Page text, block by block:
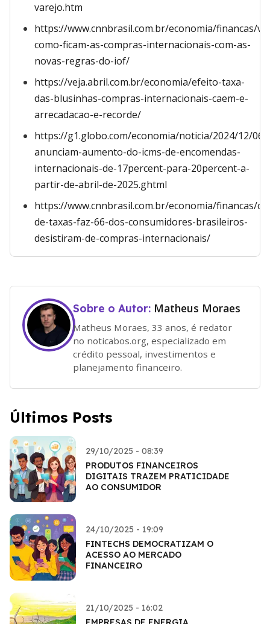
varejo.htm
https://www.cnnbrasil.com.br/economia/financas/
como-ficam-as-compras-internacionais-com-as-
novas-regras-do-iof/
https://veja.abril.com.br/economia/efeito-taxa-
das-blusinhas-compras-internacionais-caem-e-
arrecadacao-e-recorde/
https://g1.globo.com/economia/noticia/2024/12/06/
anunciam-aumento-do-icms-de-encomendas-
internacionais-de-17percent-para-20percent-a-
partir-de-abril-de-2025.ghtml
https://www.cnnbrasil.com.br/economia/financas/
de-taxas-faz-66-dos-consumidores-brasileiros-
desistiram-de-compras-internacionais/
Sobre o Autor: Matheus Moraes
Matheus Moraes, 33 anos, é redator
no noticabos.org, especializado em
crédito pessoal, investimentos e
planejamento financeiro.
Últimos Posts
29/10/2025 - 08:39
PRODUTOS FINANCEIROS
DIGITAIS TRAZEM PRATICIDADE
AO CONSUMIDOR
24/10/2025 - 19:09
FINTECHS DEMOCRATIZAM O
ACESSO AO MERCADO
FINANCEIRO
21/10/2025 - 16:02